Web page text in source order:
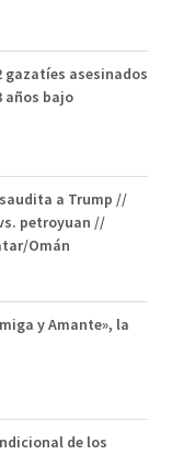
gazatíes asesinados
años bajo
a Trump //
petroyuan //
Omán
y Amante», la
de los